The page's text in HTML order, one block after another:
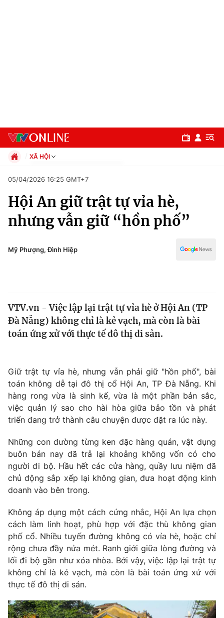
Chuyên mục
Chính trị
Xã hội
Y tế
Thế giới đó đây
Câu chuyện quốc tế
Kinh tế
Tài chính
Thị trường
Dữ liệu và đời sống
Phim VTV
Hậu trường
Nhân vật
Khán giả
Giải sao mai
Giải trí
Điện ảnh
Sao
Đời sống
Du lịch
Làm đẹp
Chất lượng cuộc sống
Giáo dục
Tuyển sinh
Học trực tuyến
Công nghệ
Hitech Công nghệ tương lai
Sản phẩm
Thị trường
Giao lưu trực tuyến
Lịch phát sóng
XÃ HỘI
Xã hội
Pháp luật
Thể thao
Văn hóa - Giải trí
Giáo dục
05/04/2026 16:25 GMT+7
Hội An giữ trật tự vỉa hè,
nhưng vẫn giữ “hồn phố”
Mỹ Phượng, Đình Hiệp
VTV.vn - Việc lập lại trật tự vỉa hè ở Hội An (TP
Đà Nẵng) không chỉ là kẻ vạch, mà còn là bài
toán ứng xử với thực tế đô thị di sản.
Giữ trật tự vỉa hè, nhưng vẫn phải giữ "hồn phố", bài
toán không dễ tại đô thị cổ Hội An, TP Đà Nẵng. Khi
hàng rong vừa là sinh kế, vừa là một phần bản sắc,
việc quản lý sao cho hài hòa giữa bảo tồn và phát
triển đang trở thành câu chuyện được đặt ra lúc này.
Những con đường từng ken đặc hàng quán, vật dụng
buôn bán nay đã trả lại khoảng không vốn có cho
người đi bộ. Hầu hết các cửa hàng, quầy lưu niệm đã
chủ động sắp xếp lại không gian, đưa hoạt động kinh
doanh vào bên trong.
Không áp dụng một cách cứng nhắc, Hội An lựa chọn
cách làm linh hoạt, phù hợp với đặc thù không gian
phố cổ. Nhiều tuyến đường không có vỉa hè, hoặc chỉ
rộng chưa đầy nửa mét. Ranh giới giữa lòng đường và
lối đi bộ gần như xóa nhòa. Bởi vậy, việc lập lại trật tự
không chỉ là kẻ vạch, mà còn là bài toán ứng xử với
thực tế đô thị di sản.